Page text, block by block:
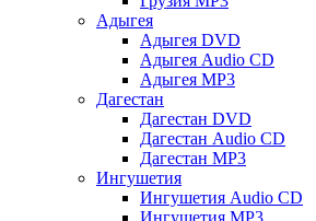
Адыгея
Адыгея DVD
Адыгея Audio CD
Адыгея MP3
Дагестан
Дагестан DVD
Дагестан Audio CD
Дагестан MP3
Ингушетия
Ингушетия Audio CD
Ингушетия MP3